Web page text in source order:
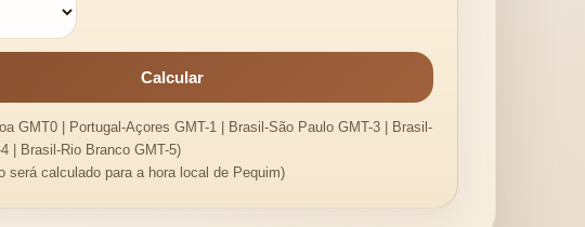
GMT0 | Portugal-Açores GMT-1 | Brasil-São Paulo GMT-3 | Brasil-
| Brasil-Rio Branco GMT-5)
será calculado para a hora local de Pequim)